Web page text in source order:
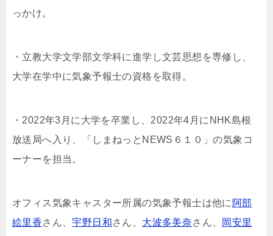
っかけ。
・立教大学文学部文学科に進学し文芸思想を専修し、
大学在学中に気象予報士の資格を取得。
・2022年3月に大学を卒業し、2022年4月にNHK島根
放送局へ入り、「しまねっとNEWS６１０」の気象コ
ーナーを担当。
オフィス気象キャスター所属の気象予報士は他に 阿部
絵里香さん、宇野日和さん、 大波多美奈さん、 岡安里